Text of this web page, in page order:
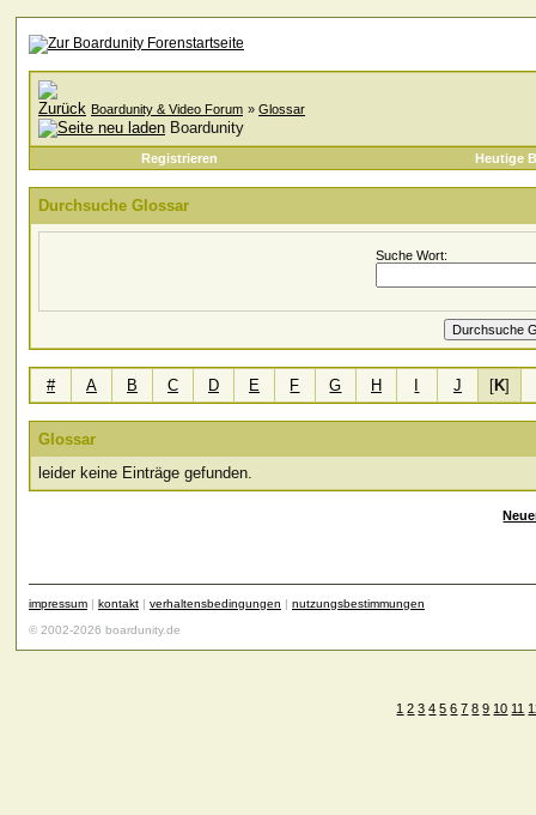
Boardunity & Video Forum » Glossar
Boardunity
Registrieren Heutige
Durchsuche Glossar
Suche Wort:
# A B C D E F G H J [K]
Glossar
leider keine Einträge gefunden.
impressum | kontakt | verhaltensbedingungen | nutzungsbestimmungen
© 2002-2026 boardunity.de
1 2 3 4 5 6 7 8 9 10 11